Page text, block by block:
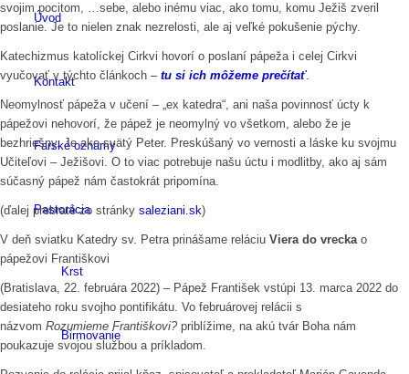
Úvod
Kontakt
Farské oznamy
Pastorácia
Krst
Birmovanie
svojim pocitom, …sebe, alebo inému viac, ako tomu, komu Ježiš zveril
poslanie. Je to nielen znak nezrelosti, ale aj veľké pokušenie pýchy.
Katechizmus katolíckej Cirkvi hovorí o poslaní pápeža i celej Cirkvi
vyučovať v týchto článkoch – tu si ich môžeme prečítať.
Neomylnosť pápeža v učení – „ex katedra“, ani naša povinnosť úcty k
pápežovi nehovorí, že pápež je neomylný vo všetkom, alebo že je
bezhriešny. Je ako svätý Peter. Preskúšaný vo vernosti a láske ku svojmu
Učiteľovi – Ježišovi. O to viac potrebuje našu úctu i modlitby, ako aj sám
súčasný pápež nám častokrát pripomína.
(ďalej prebraté zo stránky saleziani.sk)
V deň sviatku Katedry sv. Petra prinášame reláciu Viera do vreckao
pápežovi Františkovi
(Bratislava, 22. februára 2022) – Pápež František vstúpi 13. marca 2022 do
desiateho roku svojho pontifikátu. Vo februárovej relácii s
názvom Rozumieme Františkovi?priblížime, na akú tvár Boha nám
poukazuje svojou službou a príkladom.